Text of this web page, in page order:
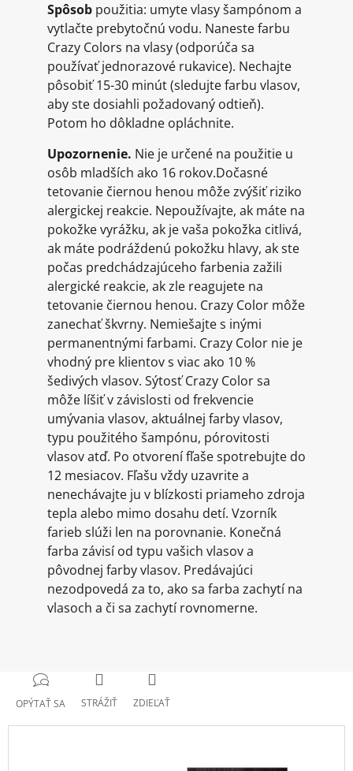
Spôsob použitia: umyte vlasy šampónom a
vytlačte prebytočnú vodu. Naneste farbu
Crazy Colors na vlasy (odporúča sa
používať jednorazové rukavice). Nechajte
pôsobiť 15-30 minút (sledujte farbu vlasov,
aby ste dosiahli požadovaný odtieň).
Potom ho dôkladne opláchnite.
Upozornenie. Nie je určené na použitie u
osôb mladších ako 16 rokov.Dočasné
tetovanie čiernou henou môže zvýšiť riziko
alergickej reakcie. Nepoužívajte, ak máte na
pokožke vyrážku, ak je vaša pokožka citlivá,
ak máte podráždenú pokožku hlavy, ak ste
počas predchádzajúceho farbenia zažili
alergické reakcie, ak zle reagujete na
tetovanie čiernou henou. Crazy Color môže
zanechať škvrny. Nemiešajte s inými
permanentnými farbami. Crazy Color nie je
vhodný pre klientov s viac ako 10 %
šedivých vlasov. Sýtosť Crazy Color sa
môže líšiť v závislosti od frekvencie
umývania vlasov, aktuálnej farby vlasov,
typu použitého šampónu, pórovitosti
vlasov atď. Po otvorení fľaše spotrebujte do
12 mesiacov. Fľašu vždy uzavrite a
nenechávajte ju v blízkosti priameho zdroja
tepla alebo mimo dosahu detí. Vzorník
farieb slúži len na porovnanie. Konečná
farba závisí od typu vašich vlasov a
pôvodnej farby vlasov. Predávajúci
nezodpovedá za to, ako sa farba zachytí na
vlasoch a či sa zachytí rovnomerne.
OPÝTAŤ SA STRÁŽIŤ ZDIEĽAŤ